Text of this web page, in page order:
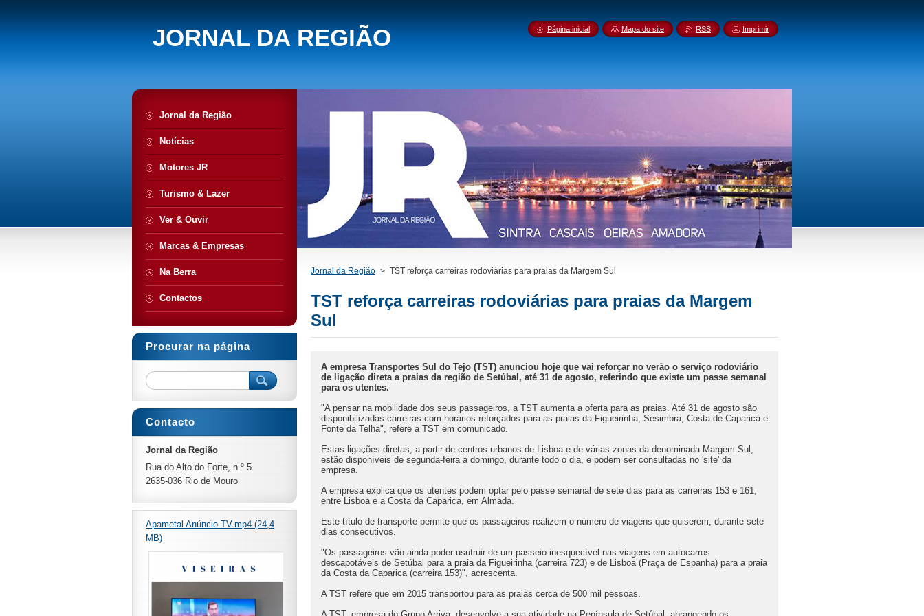
JORNAL DA REGIÃO
Jornal da Região > TST reforça carreiras rodoviárias para praias da Margem Sul
TST reforça carreiras rodoviárias para praias da Margem
Sul
A empresa Transportes Sul do Tejo (TST) anunciou hoje que vai reforçar no verão o serviço rodoviário
de ligação direta a praias da região de Setúbal, até 31 de agosto, referindo que existe um passe semanal
para os utentes.
"A pensar na mobilidade dos seus passageiros, a TST aumenta a oferta para as praias. Até 31 de agosto são
disponibilizadas carreiras com horários reforçados para as praias da Figueirinha, Sesimbra, Costa de Caparica e
Fonte da Telha", refere a TST em comunicado.
Estas ligações diretas, a partir de centros urbanos de Lisboa e de várias zonas da denominada Margem Sul,
estão disponíveis de segunda-feira a domingo, durante todo o dia, e podem ser consultadas no 'site' da
empresa.
A empresa explica que os utentes podem optar pelo passe semanal de sete dias para as carreiras 153 e 161,
entre Lisboa e a Costa da Caparica, em Almada.
Este título de transporte permite que os passageiros realizem o número de viagens que quiserem, durante sete
dias consecutivos.
"Os passageiros vão ainda poder usufruir de um passeio inesquecível nas viagens em autocarros
descapotáveis de Setúbal para a praia da Figueirinha (carreira 723) e de Lisboa (Praça de Espanha) para a praia
da Costa da Caparica (carreira 153)", acrescenta.
A TST refere que em 2015 transportou para as praias cerca de 500 mil pessoas.
Jornal da Região
Notícias
Motores JR
Turismo & Lazer
Ver & Ouvir
Marcas & Empresas
Na Berra
Contactos
Procurar na página
Contacto
Jornal da Região
Rua do Alto do Forte, n.º 5
2635-036 Rio de Mouro
Apametal Anúncio TV.mp4 (24,4
MB)
Página inicial Mapa do site RSS Imprimir